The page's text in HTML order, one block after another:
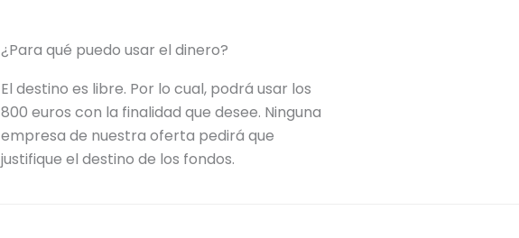
¿Para qué puedo usar el dinero?
El destino es libre. Por lo cual, podrá usar los
800 euros con la finalidad que desee. Ninguna
empresa de nuestra oferta pedirá que
justifique el destino de los fondos.